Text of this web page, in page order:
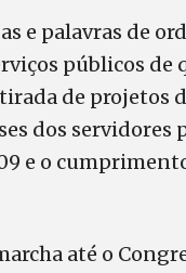
e palavras de
públicos de
de projetos
dos servidores
09 e o
até o